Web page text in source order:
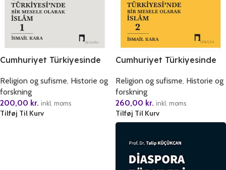
Cumhuriyet Türkiyesinde
Religion og sufisme, Historie og
forskning
200,00 kr. inkl. moms
Tilføj Til Kurv
Cumhuriyet Türkiyesinde
Religion og sufisme, Historie og
forskning
260,00 kr. inkl. moms
Tilføj Til Kurv